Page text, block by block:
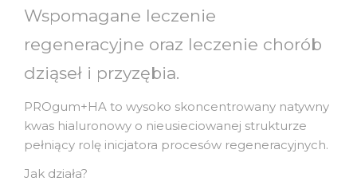
Wspomagane leczenie
regeneracyjne oraz leczenie chorób
dziąseł i przyzębia.
PROgum+HA to wysoko skoncentrowany natywny
kwas hialuronowy o nieusieciowanej strukturze
pełniący rolę inicjatora procesów regeneracyjnych.
Jak działa?